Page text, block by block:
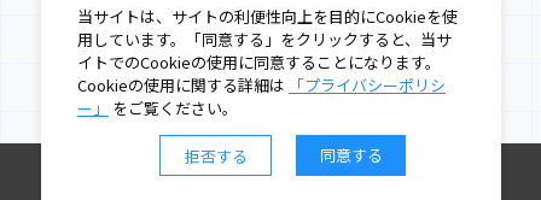
北塩加羅宅地分譲地 全１６区画
2024-06-28
水沢赤土田売地 ご成約いただきました
©2023 - SugaKatsu Real Estate Co., Ltd.
当サイトは、サイトの利便性向上を目的にCookieを使
用しています。「同意する」をクリックすると、当サ
イトでのCookieの使用に同意することになります。
Cookieの使用に関する詳細は
「プライバシーポリシ
ー」
をご覧ください。
拒否する 同意する